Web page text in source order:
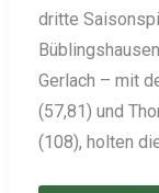
dritte
Gerlach – mit
(57,81) und
(108), holten